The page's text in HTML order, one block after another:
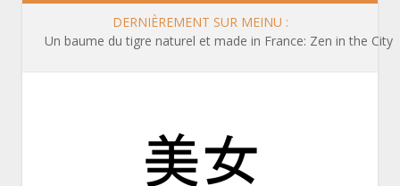
DERNIÈREMENT SUR MEINU :
Un baume du tigre naturel et made in France: Zen in the City